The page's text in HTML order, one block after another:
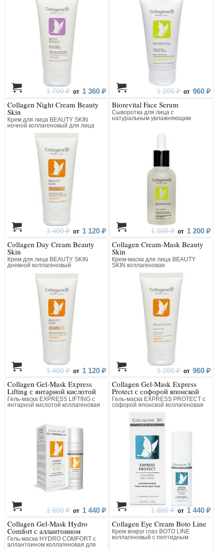
1 700 ₽ от 1 360 ₽ 1 200 ₽ от 960 ₽
Collagen Night Cream Beauty
Skin
Крем для лица BEAUTY SKIN
ночной коллагеновый для лица
1 400 ₽ от 1 120 ₽
Biorevital Face Serum
Сыворотка для лица с
натуральным увлажняющим
1 500 ₽ от 1 200 ₽
Collagen Day Cream Beauty
Skin
Крем для лица BEAUTY SKIN
дневной коллагеновый
1 400 ₽ от 1 120 ₽
Collagen Cream-Mask Beauty
Skin
Крем-маска для лица BEAUTY
SKIN коллагеновая
1 200 ₽ от 960 ₽
Collagen Gel-Mask Express
Lifting с янтарной кислотой
Гель-маска EXPRESS LIFTING с
янтарной кислотой коллагеновая
1 800 ₽ от 1 440 ₽
Collagen Gel-Mask Express
Protect с софорой японской
Гель-маска EXPRESS PROTECT с
софорой японской коллагеновая
1 800 ₽ от 1 440 ₽
Collagen Gel-Mask Hydro
Comfort с аллантоином
Гель-маска HYDRO COMFORT с
аллантоином коллагеновая для
Collagen Eye Cream Boto Line
Крем вокруг глаз BOTO LINE
коллагеновый с пептидным